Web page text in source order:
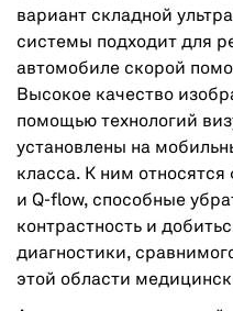
вариант складной
системы подходит для
автомобиле скорой
Высокое качество
помощью технологий
установлены на
класса. К ним
и Q-flow, способные
контрастность и
диагностики,
этой области